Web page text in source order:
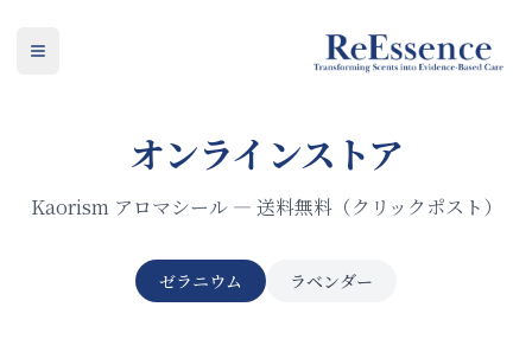
Open main menu
ReEssence
オンラインストア
Kaorism アロマシール — 送料無料（クリックポスト）
ゼラニウム ラベンダー